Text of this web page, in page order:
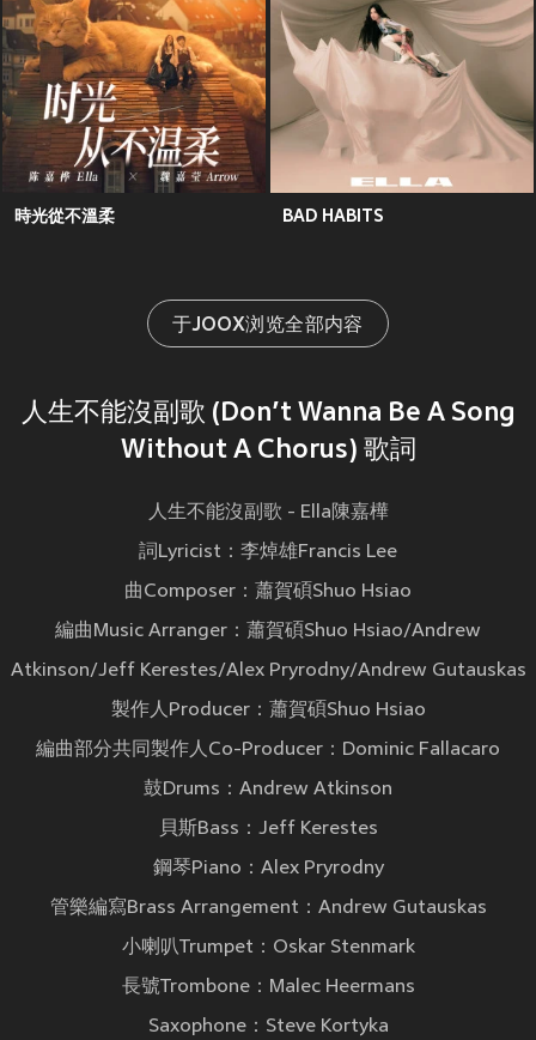
時光從不溫柔 BAD HABITS
于JOOX浏览全部内容
人生不能沒副歌 (Don’t Wanna Be A Song
Without A Chorus) 歌詞
人生不能沒副歌 - Ella陳嘉樺
詞Lyricist：李焯雄Francis Lee
曲Composer：蕭賀碩Shuo Hsiao
編曲Music Arranger：蕭賀碩Shuo Hsiao/Andrew
Atkinson/Jeff Kerestes/Alex Pryrodny/Andrew Gutauskas
製作人Producer：蕭賀碩Shuo Hsiao
編曲部分共同製作人Co-Producer：Dominic Fallacaro
鼓Drums：Andrew Atkinson
貝斯Bass：Jeff Kerestes
鋼琴Piano：Alex Pryrodny
管樂編寫Brass Arrangement：Andrew Gutauskas
小喇叭Trumpet：Oskar Stenmark
長號Trombone：Malec Heermans
Saxophone：Steve Kortyka